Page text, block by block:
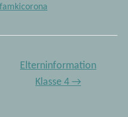
Elterninformation
Klasse 4→